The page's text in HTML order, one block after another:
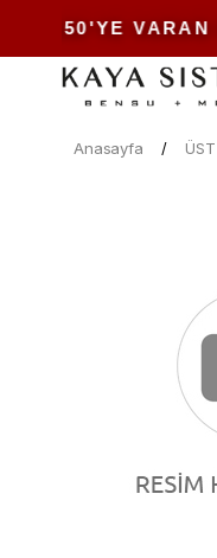
%50'YE VARAN
Anasayfa